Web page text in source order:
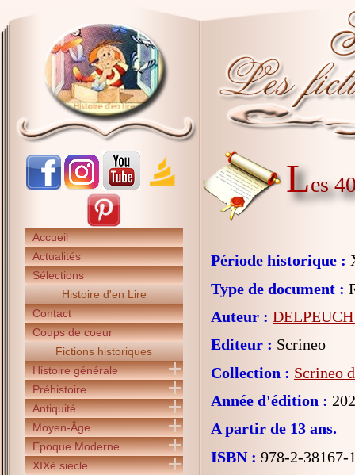
Accueil
Actualités
Sélections
Histoire d'en Lire
Contact
Coups de coeur
Fictions historiques
Histoire générale
Préhistoire
Antiquité
Moyen-Âge
Epoque Moderne
XIXè siècle
Les
Période historique :
Type de document :
Auteur :
Editeur : Scrineo
Collection : Scrineo
Année d'édition :
A partir de 13 ans.
ISBN : 978-2-38167-